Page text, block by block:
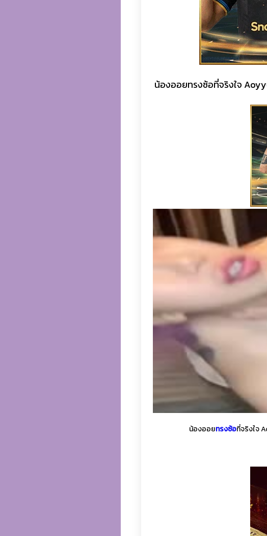
น้องออยทรงซ้อที่จริงใจ
น้องออยทรงซ้อที่จริงใจ